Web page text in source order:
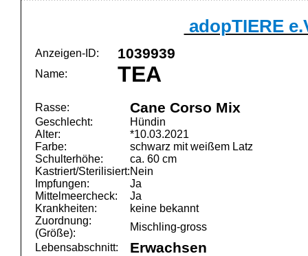
adopTIERE
Anzeigen-ID: 1039939
Name: TEA
Rasse: Cane Corso Mix
Geschlecht:
Hündin
Alter:
*10.03.2021
Farbe:
schwarz mit weißem Latz
Schulterhöhe:
ca. 60 cm
Kastriert/Sterilisiert:Nein
Impfungen:
Ja
Mittelmeercheck:
Ja
Krankheiten:
keine bekannt
Zuordnung:
(Größe):
Mischling-gross
Lebensabschnitt:
Erwachsen